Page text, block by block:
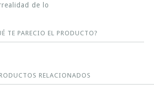
de lo
TE PARECIO EL PRODUCTO?
RELACIONADOS